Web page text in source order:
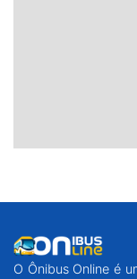
O Ônibus Online é